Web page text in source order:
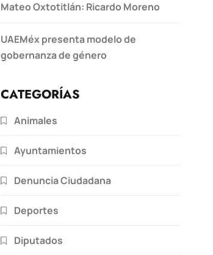
Mateo Oxtotitlán: Ricardo Moreno
UAEMéx presenta modelo de
gobernanza de género
CATEGORÍAS
Animales
Ayuntamientos
Denuncia Ciudadana
Deportes
Diputados